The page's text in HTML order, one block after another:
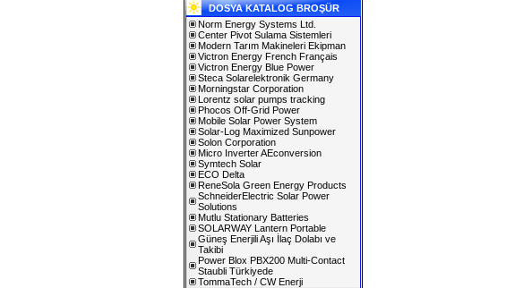
DOSYA KATALOG BROŞÜR
Norm Energy Systems Ltd.
Center Pivot Sulama Sistemleri
Modern Tarım Makineleri Ekipman
Victron Energy French Français
Victron Energy Blue Power
Steca Solarelektronik Germany
Morningstar Corporation
Lorentz solar pumps tracking
Phocos Off-Grid Power
Mobile Solar Power System
Solar-Log Maximized Sunpower
Solon Corporation
Micro Inverter AEconversion
Symtech Solar
ECO Delta
ReneSola Green Energy Products
SchneiderElectric Solar Power
Solutions
Mutlu Stationary Batteries
SOLARWAY Lantern Portable
Güneş Enerjili Aşı İlaç Dolabı ve
Takibi
Power Blox PBX200 Multi-Contact
Staubli Türkiyede
TommaTech / CW Enerji